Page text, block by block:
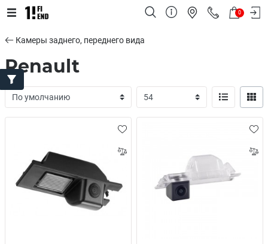
0
Камеры заднего, переднего вида
Renault